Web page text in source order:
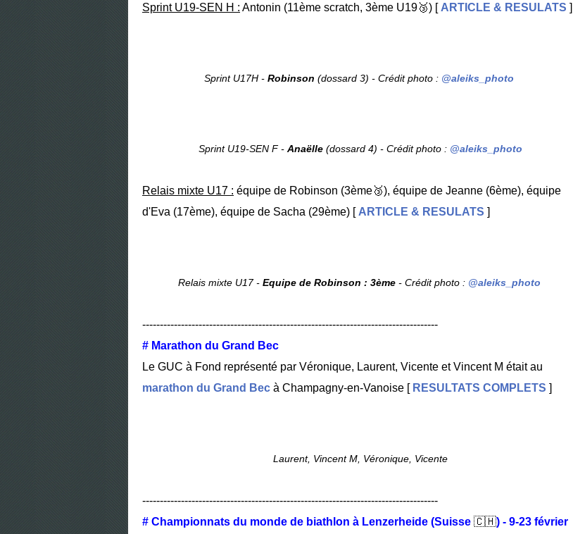
Sprint U19-SEN H : Antonin (11ème scratch, 3ème U19🥉) [ ARTICLE & RESULATS ]
Sprint U17H - Robinson (dossard 3) - Crédit photo : @aleiks_photo
Sprint U19-SEN F - Anaëlle (dossard 4) - Crédit photo : @aleiks_photo
Relais mixte U17 : équipe de Robinson (3ème🥉), équipe de Jeanne (6ème), équipe
d'Eva (17ème), équipe de Sacha (29ème) [ ARTICLE & RESULATS ]
Relais mixte U17 - Equipe de Robinson : 3ème- Crédit photo : @aleiks_photo
------------------------------------------------------------------------------------
# Marathon du Grand Bec
Le GUC à Fond représenté par Véronique, Laurent, Vicente et Vincent M était au
marathon du Grand Bec à Champagny-en-Vanoise [ RESULTATS COMPLETS ]
Laurent, Vincent M, Véronique, Vicente
------------------------------------------------------------------------------------
# Championnats du monde de biathlon à Lenzerheide (Suisse 🇨🇭) - 9-23 février